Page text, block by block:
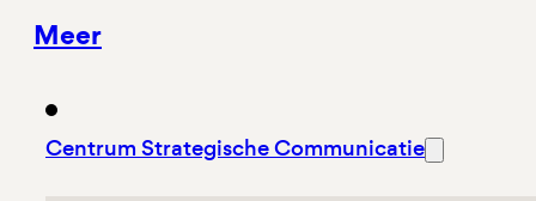
Meer
Centrum Strategische Communicatie